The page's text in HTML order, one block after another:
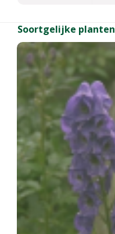
Soortgelijke planten